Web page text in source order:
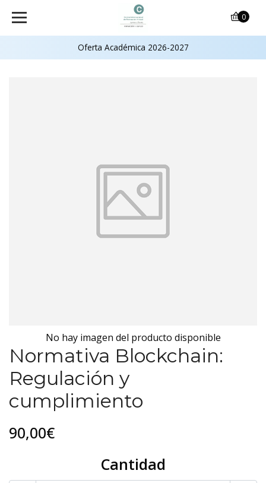
Oferta Académica 2026-2027
0
No hay imagen del producto disponible
Normativa Blockchain:
Regulación y
cumplimiento
90,00€
Cantidad